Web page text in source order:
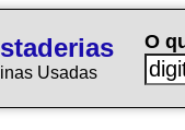
Usadas
O